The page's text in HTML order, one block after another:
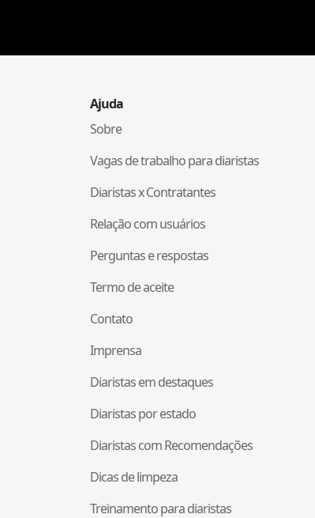
Ajuda
Sobre
Vagas de trabalho para diaristas
Diaristas x Contratantes
Relação com usuários
Perguntas e respostas
Termo de aceite
Contato
Imprensa
Diaristas em destaques
Diaristas por estado
Diaristas com Recomendações
Dicas de limpeza
Treinamento para diaristas